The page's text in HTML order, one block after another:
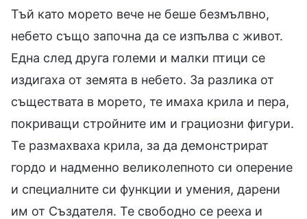
Тъй като морето вече не беше безмълвно,
небето също започна да се изпълва с живот.
Една след друга големи и малки птици се
издигаха от земята в небето. За разлика от
съществата в морето, те имаха крила и пера,
покриващи стройните им и грациозни фигури.
Те размахваха крила, за да демонстрират
гордо и надменно великолепното си оперение
и специалните си функции и умения, дарени
им от Създателя. Те свободно се рееха и